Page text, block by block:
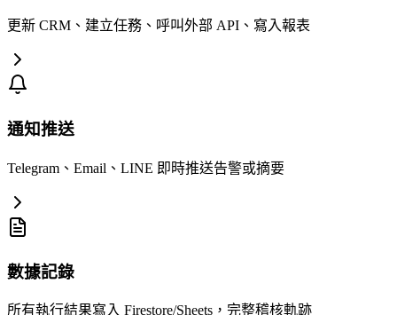
更新 CRM、建立任務、呼叫外部 API、寫入報表
通知推送
Telegram、Email、LINE 即時推送告警或摘要
數據記錄
所有執行結果寫入 Firestore/Sheets，完整稽核軌跡